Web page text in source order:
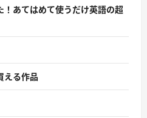
！あてはめて使うだけ英語の超
える作品